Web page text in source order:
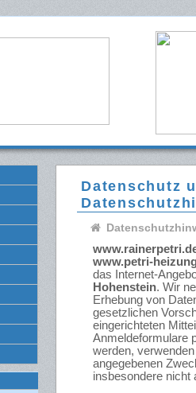
Datenschutz
www.petri-
das Internet-
Hohenstein. Wir
Erhebung von
gesetzlichen
eingerichteten
Anmeldeformulare
werden,
angegebenen
insbesondere nicht